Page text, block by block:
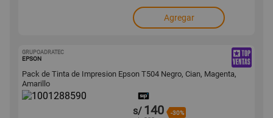
Agregar
GRUPOADRATEC
EPSON
Pack de Tinta de Impresion Epson T504 Negro, Cian, Magenta,
Amarillo
s/ 140 -30%